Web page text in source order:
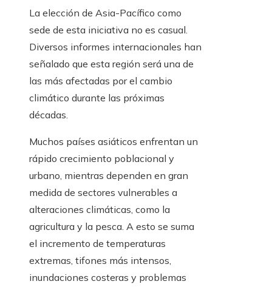
La elección de Asia-Pacífico como
sede de esta iniciativa no es casual.
Diversos informes internacionales han
señalado que esta región será una de
las más afectadas por el cambio
climático durante las próximas
décadas.
Muchos países asiáticos enfrentan un
rápido crecimiento poblacional y
urbano, mientras dependen en gran
medida de sectores vulnerables a
alteraciones climáticas, como la
agricultura y la pesca. A esto se suma
el incremento de temperaturas
extremas, tifones más intensos,
inundaciones costeras y problemas